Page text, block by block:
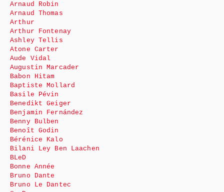
Arnaud Robin
Arnaud Thomas
Arthur
Arthur Fontenay
Ashley Tellis
Atone Carter
Aude Vidal
Augustin Marcader
Babon Hitam
Baptiste Mollard
Basile Pévin
Benedikt Geiger
Benjamin Fernández
Benny Bulben
Benoît Godin
Bérénice Kalo
Bilani Ley Ben Laachen
BLeD
Bonne Année
Bruno Dante
Bruno Le Dantec